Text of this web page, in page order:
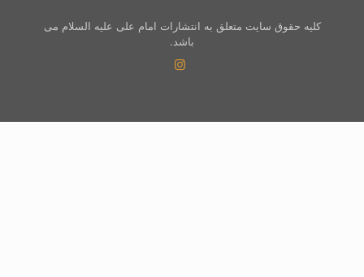
کلیه حقوق سایت متعلق به انتشارات امام علی علیه السلام می
باشد.